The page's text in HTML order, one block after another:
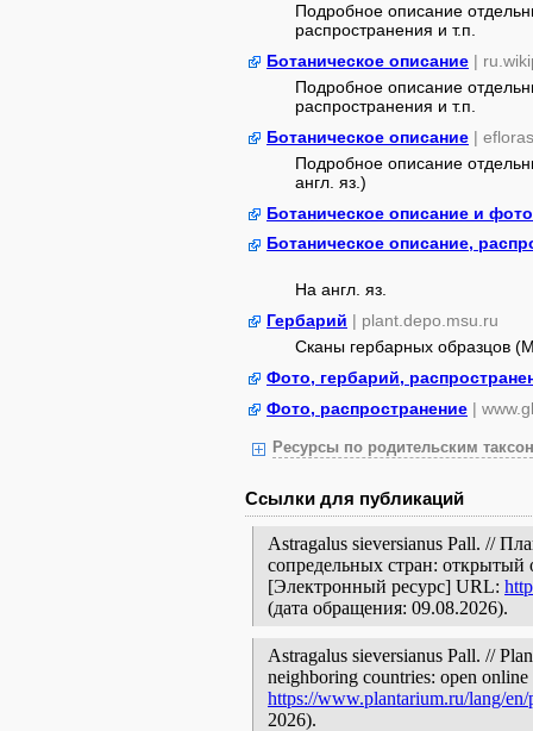
Подробное описание
распространения и т.п.
Ботаническое описание |
Подробное описание
распространения и т.п.
Ботаническое описание |
Подробное описание
англ. яз.)
Ботаническое описание и
Ботаническое описание,
На англ. яз.
Гербарий | plant.depo.msu.ru
Сканы гербарных образцов
Фото, гербарий,
Фото, распространение |
Ресурсы по родительским
Ссылки для публикаций
Astragalus sieversianus Pall. //
сопредельных стран: открытый
[Электронный ресурс] URL:
(дата обращения: 09.08.2026).
Astragalus sieversianus Pall. //
neighboring countries: open
https://www.plantarium.ru/lang/
2026).